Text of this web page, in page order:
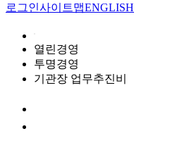
로그인사이트맵ENGLISH
열린경영
투명경영
기관장 업무추진비